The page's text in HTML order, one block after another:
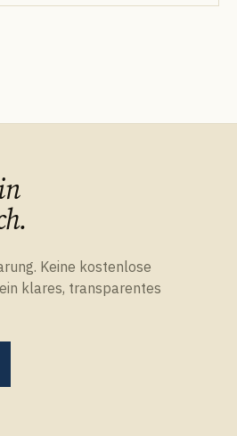
Keine kostenlose
klares, transparentes